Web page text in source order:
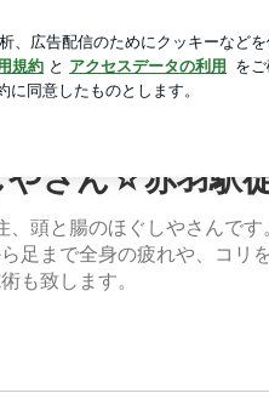
さん☆赤羽駅
頭と腸のほぐしやさんです。
足まで全身の疲れや、コリ
も致します。